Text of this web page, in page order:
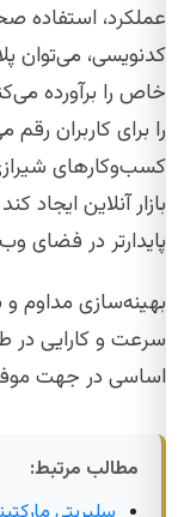
کدنویسی، می‌توان
خاص را برآورده
را برای کاربران رقم
کسب‌وکارهای
بازار آنلاین
پایدارتر در فضای
بهینه‌سازی مداوم
سرعت و کارایی در
اساسی در جهت
مطالب مرتبط: